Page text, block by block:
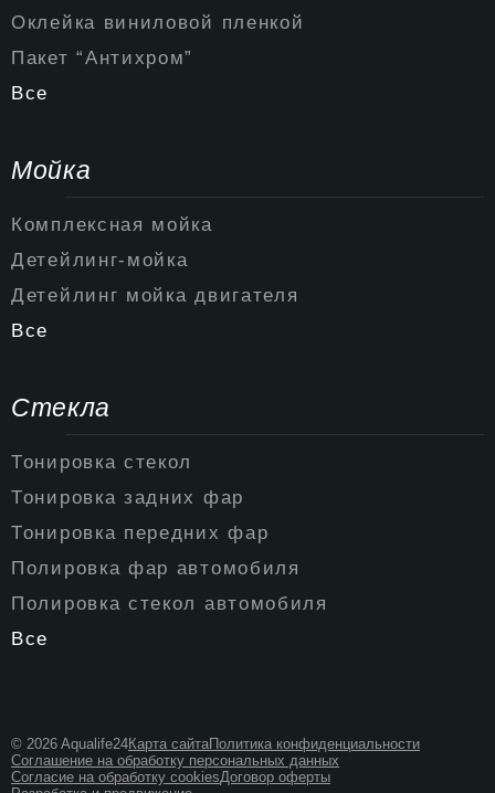
Оклейка виниловой пленкой
Пакет “Антихром”
Все
Мойка
Комплексная мойка
Детейлинг-мойка
Детейлинг мойка двигателя
Все
Стекла
Тонировка стекол
Тонировка задних фар
Тонировка передних фар
Полировка фар автомобиля
Полировка стекол автомобиля
Все
© 2026 Aqualife24Карта сайтаПолитика конфиденциальности
Соглашение на обработку персональных данных
Согласие на обработку cookiesДоговор оферты